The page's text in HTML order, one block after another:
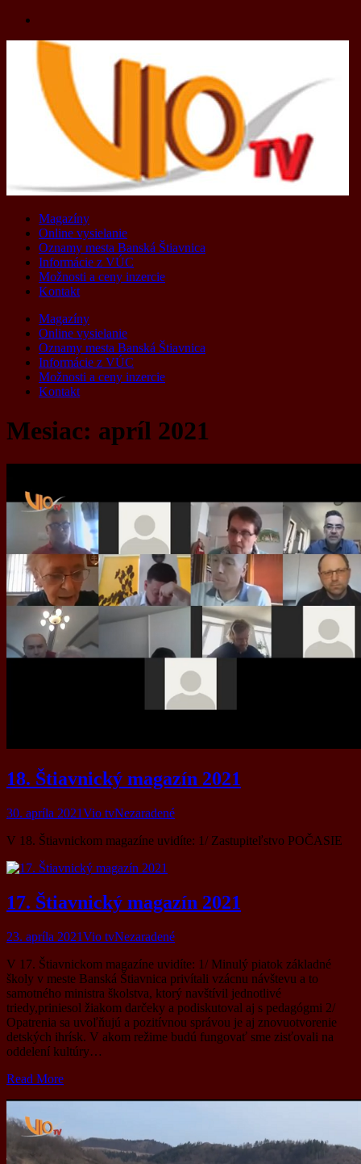
Skip
Magazíny
Online vysielanie
Oznamy mesta Banská Štiavnica
Informácie z VÚC
Možnosti a ceny inzercie
Kontakt
Magazíny
Online vysielanie
Oznamy mesta Banská Štiavnica
Informácie z VÚC
Možnosti a ceny inzercie
Kontakt
Mesiac: apríl 2021
18. Štiavnický magazín 2021
30. apríla 2021Vio tvNezaradené
V 18. Štiavnickom magazíne uvidíte: 1/ Zastupiteľstvo POČASIE
17. Štiavnický magazín 2021
23. apríla 2021Vio tvNezaradené
V 17. Štiavnickom magazíne uvidíte: 1/ Minulý piatok základné
školy v meste Banská Štiavnica privítali vzácnu návštevu a to
samotného ministra školstva, ktorý navštívil jednotlivé
triedy,priniesol žiakom darčeky a podiskutoval aj s pedagógmi 2/
Opatrenia sa uvoľňujú a pozitívnou správou je aj znovuotvorenie
detských ihrísk. V akom režime budú fungovať sme zisťovali na
oddelení kultúry…
Read More